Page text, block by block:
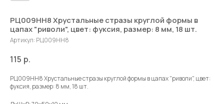
РЦ009НН8 Хрустальные стразы круглой формы в
цапах "риволи", цвет: фуксия, размер: 8 мм, 18 шт.
Артикул: РЦ009НН8
115 р.
РЦ009НН8 Хрустальные стразы круглой формы в цапах "риволи", цвет:
фуксия, размер: 8 мм, 18 шт.